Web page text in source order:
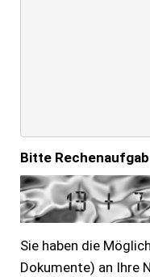
Bitte
Sie haben die
Dokumente) an Ihre